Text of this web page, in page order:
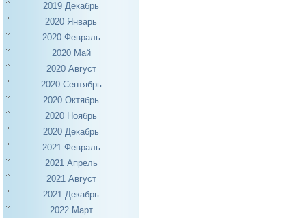
2019 Декабрь
2020 Январь
2020 Февраль
2020 Май
2020 Август
2020 Сентябрь
2020 Октябрь
2020 Ноябрь
2020 Декабрь
2021 Февраль
2021 Апрель
2021 Август
2021 Декабрь
2022 Март